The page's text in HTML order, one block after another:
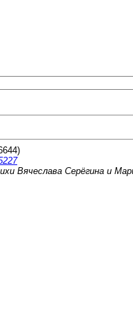
Вячеслава Серёгина и